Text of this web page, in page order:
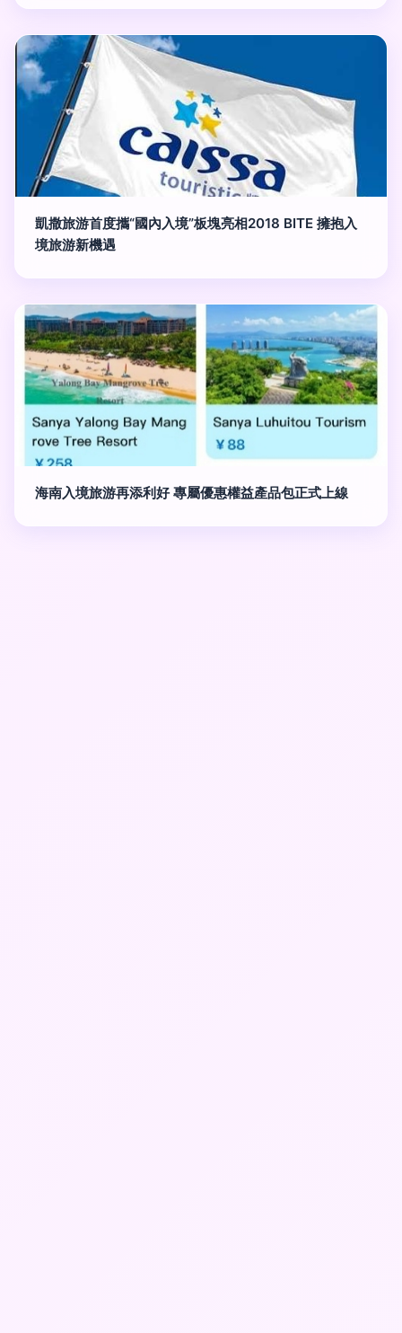
凱撒旅游首度攜“國內入境”板塊亮相2018 BITE 擁抱入
境旅游新機遇
海南入境旅游再添利好 專屬優惠權益產品包正式上線